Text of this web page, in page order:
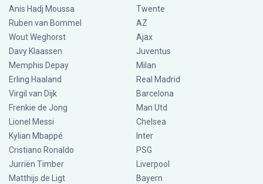
Anis Hadj Moussa
Ruben van Bommel
Wout Weghorst
Davy Klaassen
Memphis Depay
Erling Haaland
Virgil van Dijk
Frenkie de Jong
Lionel Messi
Kylian Mbappé
Cristiano Ronaldo
Jurriën Timber
Matthijs de Ligt
Twente
AZ
Ajax
Juventus
Milan
Real Madrid
Barcelona
Man Utd
Chelsea
Inter
PSG
Liverpool
Bayern